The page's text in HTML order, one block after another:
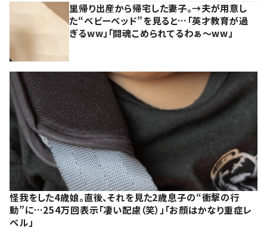
里帰り出産から帰宅した妻子。→夫が用意し
た“ベビーベッド”を見ると…「英才教育が過
ぎるww」「闘魂こめられてるわぁ～ww」
怪我をした4歳娘。直後、それを見た2歳息子の“衝撃の行
動”に…254万回表示「凄い配慮（笑）」「お顔はかなり重症レ
ベル」